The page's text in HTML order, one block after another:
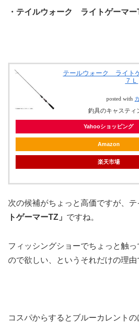
・テイルウォーク ライトゲーマー
テールウォーク ライ
７Ｌ
posted with
釣具のキャスティ
Yahooショッピング
Amazon
楽天市場
次の候補がちょっと高価ですが、
トゲーマーTZ」 ですね。
フィッシングショーでちょっと触
ので欲しい、というそれだけの理由
コスパからするとブルーカレント